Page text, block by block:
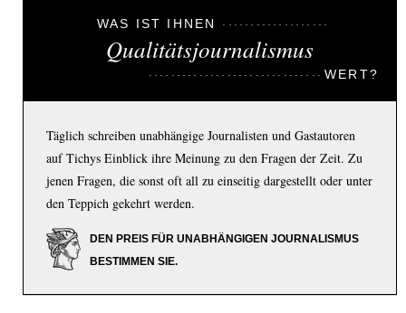
WAS IST IHNEN
Qualitätsjournalismus
WERT?
Täglich schreiben unabhängige Journalisten und Gastautoren
auf Tichys Einblick ihre Meinung zu den Fragen der Zeit. Zu
jenen Fragen, die sonst oft all zu einseitig dargestellt oder unter
den Teppich gekehrt werden.
DEN PREIS FÜR UNABHÄNGIGEN JOURNALISMUS
BESTIMMEN SIE.